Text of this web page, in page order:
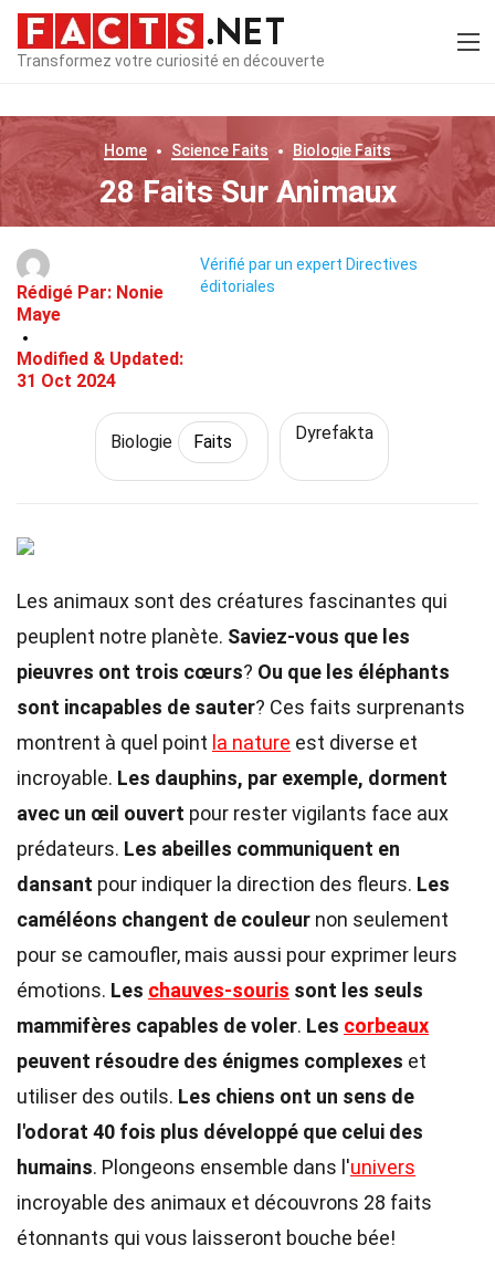
Transformez votre curiosité en découverte
Home Science Faits Biologie Faits
28 Faits Sur Animaux
Rédigé Par: Nonie
Maye
Modified & Updated:
31 Oct 2024
Vérifié par un expert Directives
éditoriales
Biologie Faits Dyrefakta
Les animaux sont des créatures fascinantes qui
peuplent notre planète. Saviez-vous que les
pieuvres ont trois cœurs? Ou que les éléphants
sont incapables de sauter? Ces faits surprenants
montrent à quel point la nature est diverse et
incroyable. Les dauphins, par exemple, dorment
avec un œil ouvert pour rester vigilants face aux
prédateurs. Les abeilles communiquent en
dansant pour indiquer la direction des fleurs. Les
caméléons changent de couleur non seulement
pour se camoufler, mais aussi pour exprimer leurs
émotions. Les chauves-souris sont les seuls
mammifères capables de voler. Les corbeaux
peuvent résoudre des énigmes complexes et
utiliser des outils. Les chiens ont un sens de
l'odorat 40 fois plus développé que celui des
humains. Plongeons ensemble dans l'univers
incroyable des animaux et découvrons 28 faits
étonnants qui vous laisseront bouche bée!